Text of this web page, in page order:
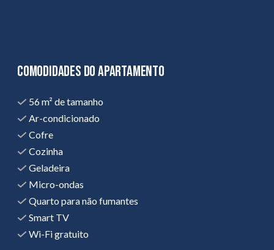
comodidades do APARTAMENTO
56 m² de tamanho
Ar-condicionado
Cofre
Cozinha
Geladeira
Micro-ondas
Quarto para não fumantes
Smart TV
Wi-Fi gratuito